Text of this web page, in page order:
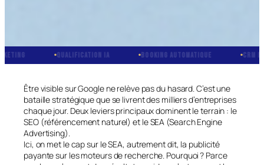
QUALIFICATION IA BOOKING AUTOMATIQUE CRM INTÉGRÉ
Être visible sur Google ne relève pas du hasard. C’est une
bataille stratégique que se livrent des milliers d’entreprises
chaque jour. Deux leviers principaux dominent le terrain : le
SEO (référencement naturel) et le SEA (Search Engine
Advertising).
Ici, on met le cap sur le SEA, autrement dit, la publicité
payante sur les moteurs de recherche. Pourquoi ? Parce